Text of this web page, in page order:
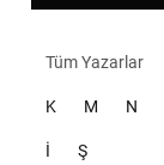
Tüm Yazarlar
K M N
İ Ş